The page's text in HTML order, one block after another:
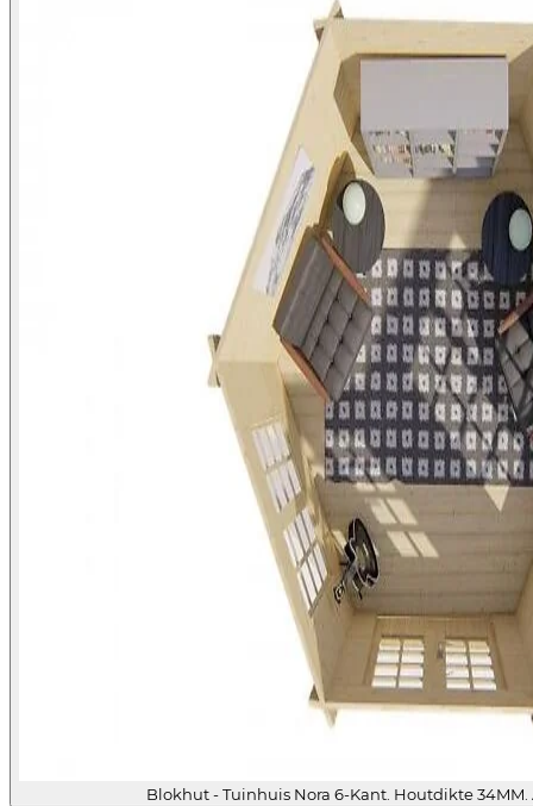
Blokhut - Tuinhuis Nora 6-Kant. Houtdikte 34MM.